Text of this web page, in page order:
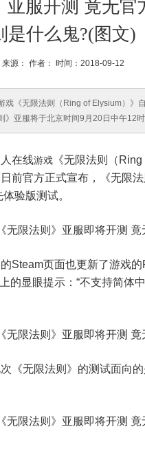
亚服开测 竟无官
是什么鬼?(图文)
来源： 作者： 时间：2018-09-12
《无限法则（Ring of Elysium）》
》亚服将于北京时间9月20日中午12
在线游戏 《无限法则（
前官方正式宣布，《无限
验版测试。
页面也更新了游戏的
的显眼提示：“不支持简体
无限法则》的测试面向的